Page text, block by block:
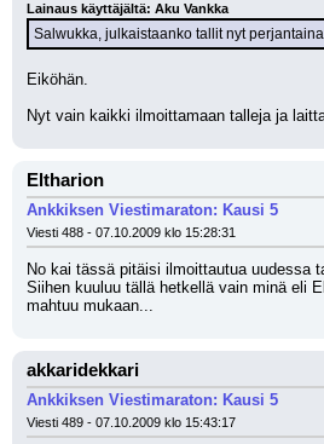
Lainaus käyttäjältä: Aku Vankka
Salwukka, julkaistaanko tallit nyt
Eiköhän.
Nyt vain kaikki ilmoittamaan talleja ja
Eltharion
Ankkiksen Viestimaraton: Kausi 5
Viesti 488 - 07.10.2009 klo 15:28:31
No kai tässä pitäisi ilmoittautua uudessa
Siihen kuuluu tällä hetkellä vain minä eli
mahtuu mukaan...
akkaridekkari
Ankkiksen Viestimaraton: Kausi 5
Viesti 489 - 07.10.2009 klo 15:43:17